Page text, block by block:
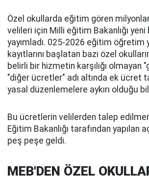
Özel okullarda eğitim gören
velileri için Milli eğitim Bakanlığı yeni
yayımladı. 025-2026 eğitim öğretim
kayıtlarını başlatan bazı özel
belirli bir hizmetin karşılığı olmayan
"diğer ücretler" adı altında ek ücret
yasal düzenlemelere aykırı olduğu
Bu ücretlerin velilerden talep
Eğitim Bakanlığı tarafından yapılan
peş peşe geldi.
MEB'DEN ÖZEL